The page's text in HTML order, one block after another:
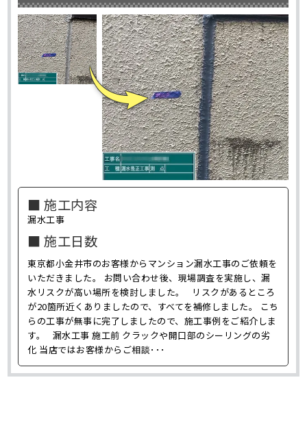
■ 施工内容
漏水工事
■ 施工日数
東京都小金井市のお客様からマンション漏水工事のご依頼を
いただきました。 お問い合わせ後、現場調査を実施し、漏
水リスクが高い場所を検討しました。 リスクがあるところ
が20箇所近くありましたので、すべてを補修しました。 こち
らの工事が無事に完了しましたので、施工事例をご紹介しま
す。 漏水工事 施工前 クラックや開口部のシーリングの劣
化 当店ではお客様からご相談･･･